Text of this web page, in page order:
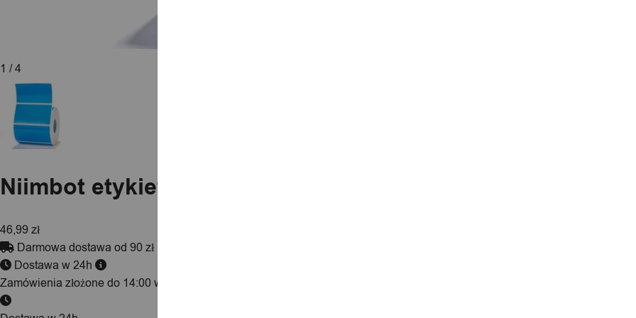
1 / 4
Niimbot etykiety naklejki 75*40mm niebieskie 690szt do
46,99zł
Darmowa dostawa od 90 zł
Dostawa w 24h
Zamówienia złożone do 14:00 wysyłamy tego samego dnia.